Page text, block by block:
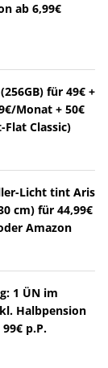
ab 6,99€
für 49€ +
Monat + 50€
Classic)
Licht tint Aris
cm) für 44,99€
Amazon
1 ÜN im
Halbpension
p.P.